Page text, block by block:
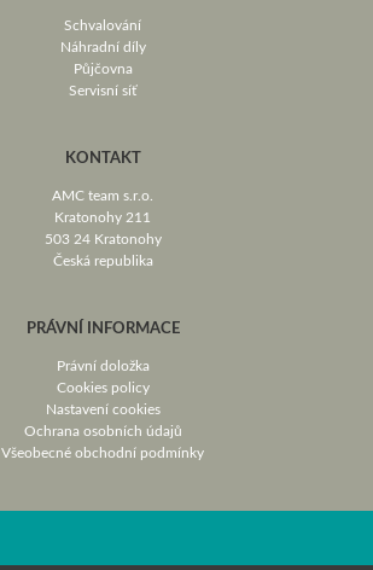
Schvalování
Náhradní díly
Půjčovna
Servisní síť
KONTAKT
AMC team s.r.o.
Kratonohy 211
503 24 Kratonohy
Česká republika
PRÁVNÍ INFORMACE
Právní doložka
Cookies policy
Nastavení cookies
Ochrana osobních údajů
Všeobecné obchodní podmínky